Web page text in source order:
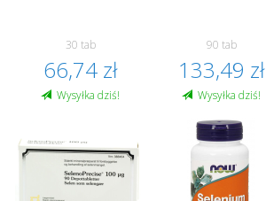
30 tab
66,74 zł
Wysyłka dziś!
90 tab
133,49 zł
Wysyłka dziś!